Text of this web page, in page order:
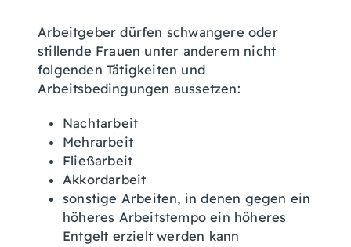
Arbeitgeber dürfen schwangere oder
stillende Frauen unter anderem nicht
folgenden Tätigkeiten und
Arbeitsbedingungen aussetzen:
Nachtarbeit
Mehrarbeit
Fließarbeit
Akkordarbeit
sonstige Arbeiten, in denen gegen ein
höheres Arbeitstempo ein höheres
Entgelt erzielt werden kann